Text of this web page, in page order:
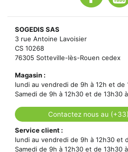
SOGEDIS SAS
3 rue Antoine Lavoisier
CS 10268
76305 Sotteville-lès-Rouen cedex
Magasin :
lundi au vendredi de 9h à 12h et de
Samedi de 9h à 12h30 et de 13h30
Contactez nous au
Service client :
lundi au vendredi de 9h à 12h30 et
Samedi de 9h à 12h30 et de 13h30